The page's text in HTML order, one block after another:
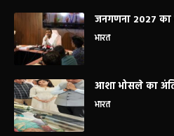
जनगणना 2027 का
भारत
आशा भोसले का
भारत